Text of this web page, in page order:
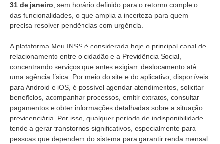
31 de janeiro , sem horário definido para o retorno completo
das funcionalidades, o que amplia a incerteza para quem
precisa resolver pendências com urgência.
A plataforma Meu INSS é considerada hoje o principal canal de
relacionamento entre o cidadão e a Previdência Social,
concentrando serviços que antes exigiam deslocamento até
uma agência física. Por meio do site e do aplicativo, disponíveis
para Android e iOS, é possível agendar atendimentos, solicitar
benefícios, acompanhar processos, emitir extratos, consultar
pagamentos e obter informações detalhadas sobre a situação
previdenciária. Por isso, qualquer período de indisponibilidade
tende a gerar transtornos significativos, especialmente para
pessoas que dependem do sistema para garantir renda mensal.